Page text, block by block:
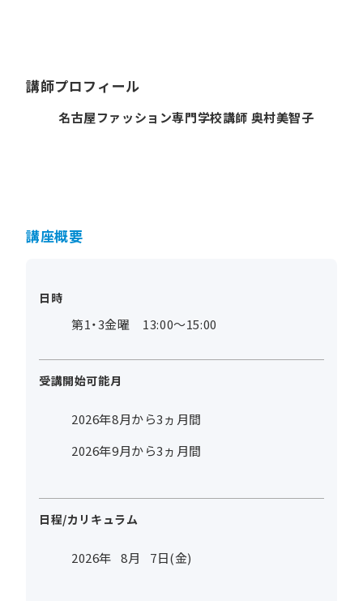
講師プロフィール
名古屋ファッション専門学校講師 奥村美智子
講座概要
日時
第1・3金曜 13:00～15:00
受講開始可能月
2026年8月から3ヵ月間
2026年9月から3ヵ月間
日程/カリキュラム
2026年 8月 7日(金)